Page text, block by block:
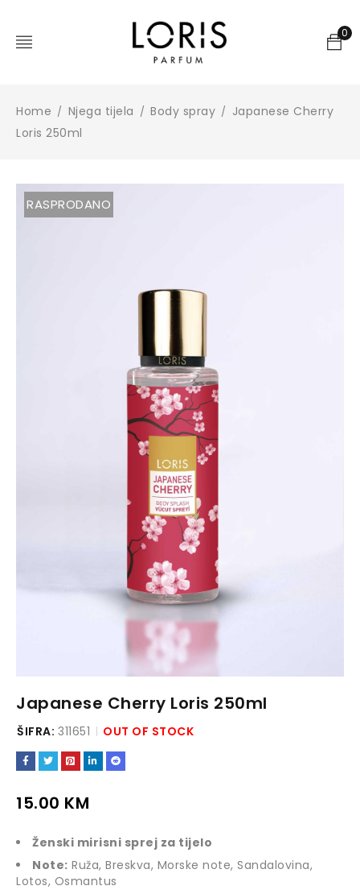
0
Home / Njega tijela / Body spray / Japanese Cherry
Loris 250ml
RASPRODANO
Japanese Cherry Loris 250ml
ŠIFRA: 311651 OUT OF STOCK
15.00 KM
Ženski mirisni sprej za tijelo
Note: Ruža, Breskva, Morske note, Sandalovina,
Lotos, Osmantus